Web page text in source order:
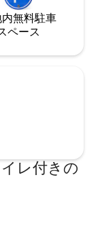
無料駐⁠車
ペ⁠ー⁠ス
レ付きの